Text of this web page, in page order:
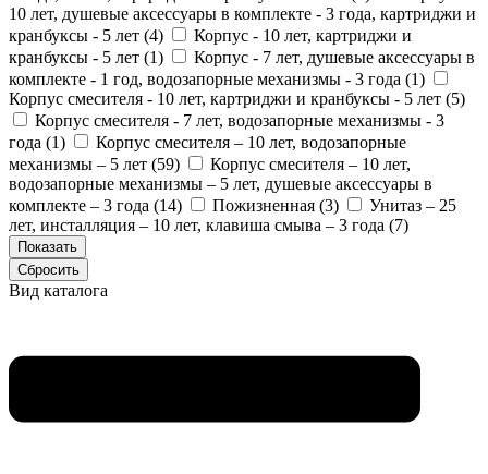
10 лет, душевые аксессуары в комплекте - 3 года, картриджи и
кранбуксы - 5 лет (4)
Корпус - 10 лет, картриджи и
кранбуксы - 5 лет (1)
Корпус - 7 лет, душевые аксессуары в
комплекте - 1 год, водозапорные механизмы - 3 года (1)
Корпус смесителя - 10 лет, картриджи и кранбуксы - 5 лет (5)
Корпус смесителя - 7 лет, водозапорные механизмы - 3
года (1)
Корпус смесителя – 10 лет, водозапорные
механизмы – 5 лет (59)
Корпус смесителя – 10 лет,
водозапорные механизмы – 5 лет, душевые аксессуары в
комплекте – 3 года (14) Пожизненная (3)
Унитаз – 25
лет, инсталляция – 10 лет, клавиша смыва – 3 года (7)
Вид каталога